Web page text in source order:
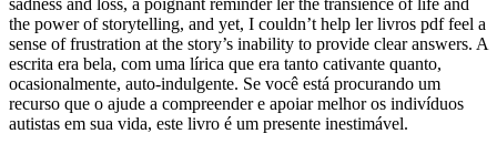
the power of storytelling, and yet, I couldn’t help ler livros pdf feel a
sense of frustration at the story’s inability to provide clear answers. A
escrita era bela, com uma lírica que era tanto cativante quanto,
ocasionalmente, auto-indulgente. Se você está procurando um
recurso que o ajude a compreender e apoiar melhor os indivíduos
autistas em sua vida, este livro é um presente inestimável.